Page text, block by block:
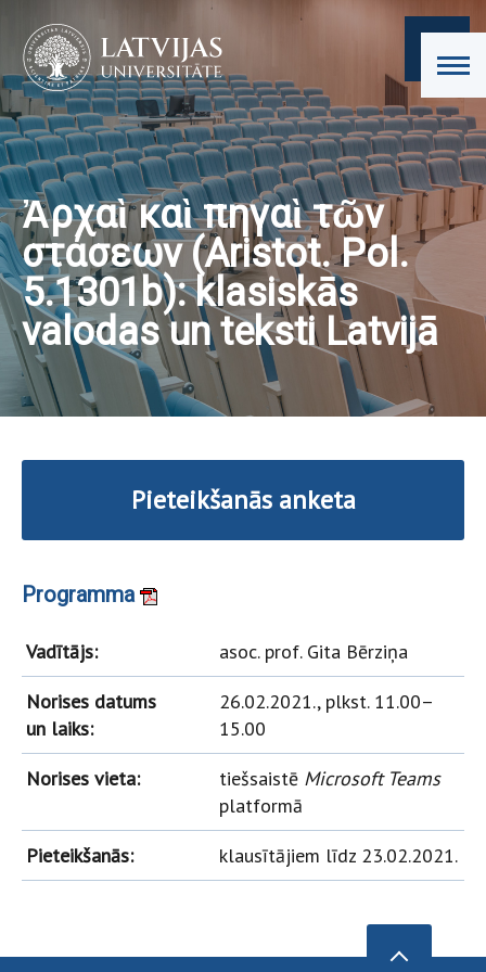
Ἀρχαὶ καὶ πηγαὶ τῶν
στάσεων (Aristot. Pol.
5.1301b): klasiskās
valodas un teksti Latvijā
Pieteikšanās anketa
Programma
Vadītājs:
asoc. prof. Gita Bērziņa
Norises datums
un laiks:
26.02.2021., plkst. 11.00–
15.00
Norises vieta:
tiešsaistē Microsoft Teams
platformā
Pieteikšanās:
klausītājiem līdz 23.02.2021.